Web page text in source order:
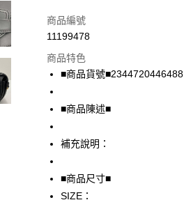
信用卡一次付款
LINE Pay
Apple Pay
悠遊付
全盈+PAY
AFTEE先享後付
商品編號
11199478
商品特色
■商品貨號■2344720446488
■商品陳述■
補充說明：
■商品尺寸■
SIZE：